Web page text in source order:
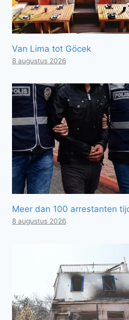
Van Lima tot Göcek
8 augustus 2026
Meer dan 100 arrestanten
8 augustus 2026